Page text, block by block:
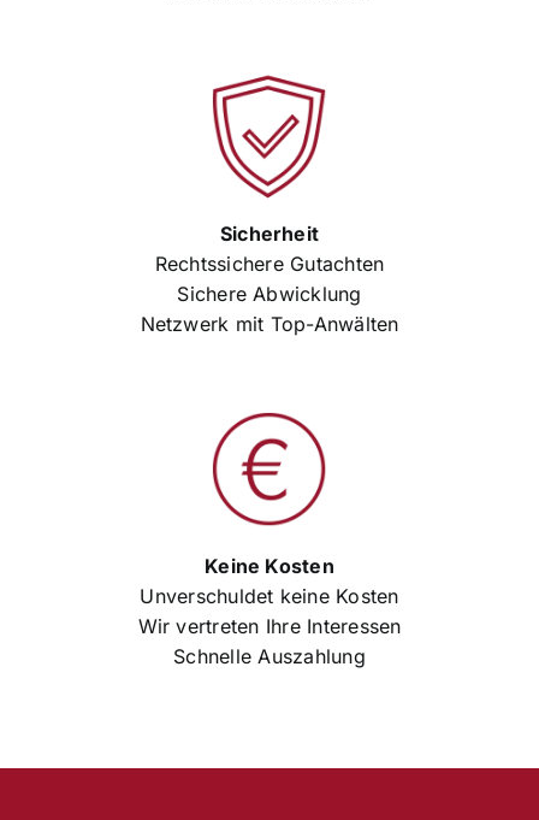
Sicherheit
Rechtssichere Gutachten
Sichere Abwicklung
Netzwerk mit Top-Anwälten
Keine Kosten
Unverschuldet keine Kosten
Wir vertreten Ihre Interessen
Schnelle Auszahlung